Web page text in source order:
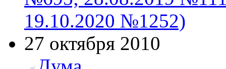
19.10.2020 №1252)
27 октября 2010